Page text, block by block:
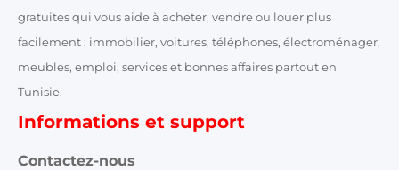
gratuites qui vous aide à acheter, vendre ou louer plus
facilement : immobilier, voitures, téléphones, électroménager,
meubles, emploi, services et bonnes affaires partout en
Tunisie.
Informations et support
Contactez-nous